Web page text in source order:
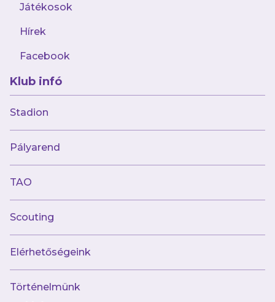
Játékosok
Hírek
Facebook
Klub infó
Stadion
Pályarend
TAO
Scouting
Elérhetőségeink
Történelmünk
csapatunk
2026.07.22